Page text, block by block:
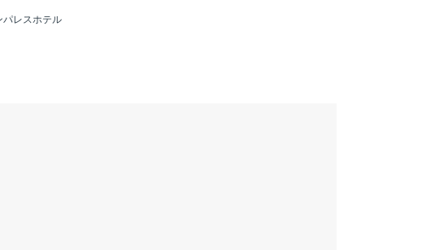
パレスホテル